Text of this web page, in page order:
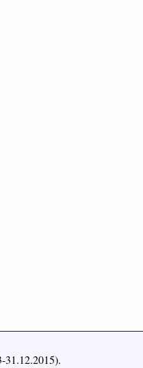
31.12.2015).